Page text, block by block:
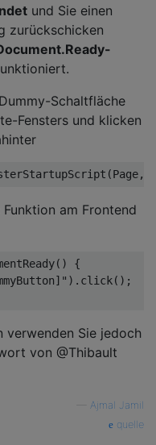
und Sie einen
zurückschicken
Schaltfläche
Fensters und klicken
am Frontend
( )
{
).click();
verwenden Sie jedoch
von @Thibault
Ajmal Jamil
quelle